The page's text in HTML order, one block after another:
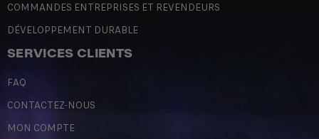
COMMANDES ENTREPRISES ET REVENDEURS
DÉVELOPPEMENT DURABLE
SERVICES CLIENTS
FAQ
CONTACTEZ-NOUS
MON COMPTE